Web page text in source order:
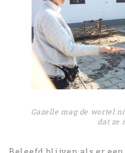
Gazelle mag de wortel
dat ze